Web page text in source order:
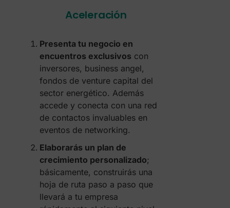
Aceleración
Presenta tu negocio en
encuentros exclusivos con
inversores, business angel,
fondos de venture capital del
sector energético. Además
accede y conecta con una red
de contactos invaluables en
eventos de networking.
Elaborarás un plan de
crecimiento personalizado;
básicamente, construirás una
hoja de ruta paso a paso que
llevará a tu empresa